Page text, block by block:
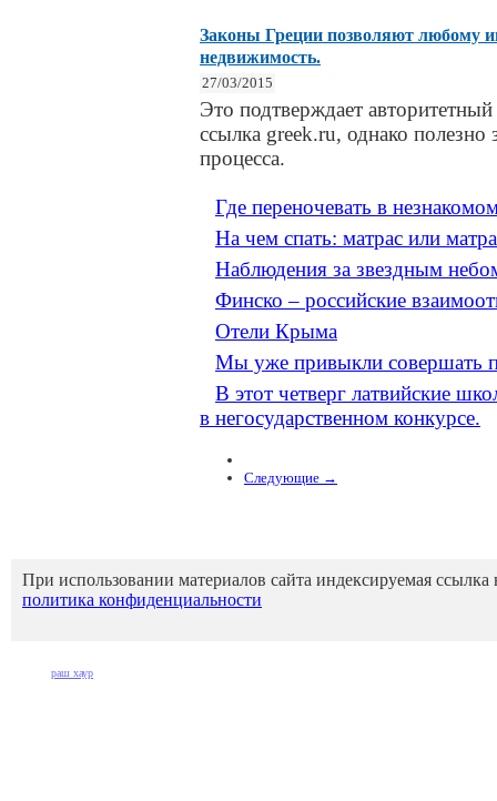
Законы Греции позволяют любому
недвижимость.
27/03/2015
Это подтверждает
ссылка greek.ru, однако полезно
процесса.
Где переночевать в
На чем спать: матрас или
Наблюдения за звездным
Финско – российские
Отели Крыма
Мы уже привыкли совершать
В этот четверг латвийские
в негосударственном конкурсе.
Следующие →
При использовании материалов сайта индексируемая ссылка
политика конфиденциальности
раш хаур